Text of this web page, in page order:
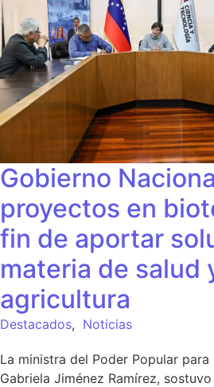
Gobierno
proyectos en
fin de aportar
materia de salud
agricultura
Destacados, Noticias
La ministra del Poder Popular
Gabriela Jiménez Ramírez,